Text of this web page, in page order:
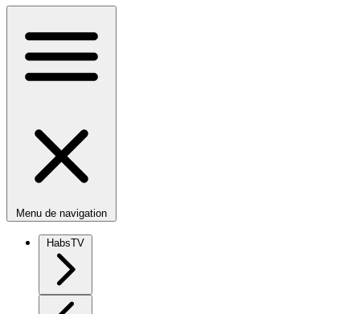
Menu de navigation
HabsTV